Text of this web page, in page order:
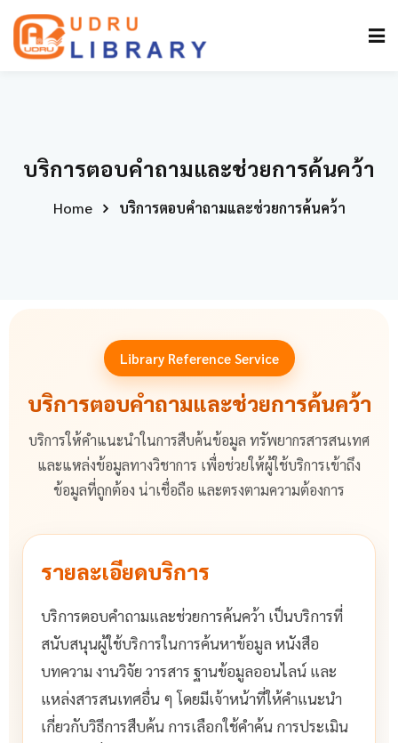
บริการตอบคำถามและช่วยการค้นคว้า
Home บริการตอบคำถามและช่วยการค้นคว้า
Library Reference Service
บริการตอบคำถามและช่วยการค้นคว้า
บริการให้คำแนะนำในการสืบค้นข้อมูล ทรัพยากรสารสนเทศ
และแหล่งข้อมูลทางวิชาการ เพื่อช่วยให้ผู้ใช้บริการเข้าถึง
ข้อมูลที่ถูกต้อง น่าเชื่อถือ และตรงตามความต้องการ
รายละเอียดบริการ
บริการตอบคำถามและช่วยการค้นคว้า เป็นบริการที่
สนับสนุนผู้ใช้บริการในการค้นหาข้อมูล หนังสือ
บทความ งานวิจัย วารสาร ฐานข้อมูลออนไลน์ และ
แหล่งสารสนเทศอื่น ๆ โดยมีเจ้าหน้าที่ให้คำแนะนำ
เกี่ยวกับวิธีการสืบค้น การเลือกใช้คำค้น การประเมิน